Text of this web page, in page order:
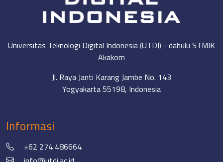
Universitas Teknologi Digital Indonesia (UTDI) - dahulu STMIK
Akakom
Jl. Raya Janti Karang Jambe No. 143
Yogyakarta 55198, Indonesia
Informasi
+62 274 486664